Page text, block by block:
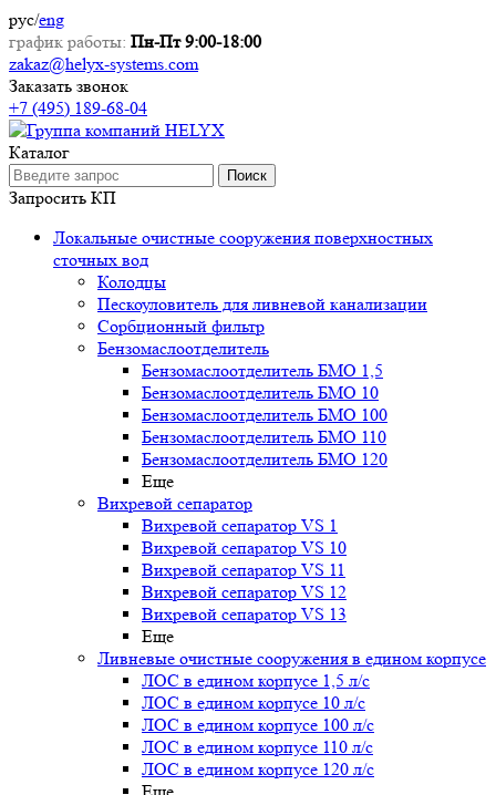
рус/eng
график работы: Пн-Пт 9:00-18:00
zakaz@helyx-systems.com
Заказать звонок
+7 (495) 189-68-04
Каталог
Поиск
Запросить КП
Локальные очистные сооружения поверхностных
сточных вод
Колодцы
Пескоуловитель для ливневой канализации
Сорбционный фильтр
Бензомаслоотделитель
Бензомаслоотделитель БМО 1,5
Бензомаслоотделитель БМО 10
Бензомаслоотделитель БМО 100
Бензомаслоотделитель БМО 110
Бензомаслоотделитель БМО 120
Еще
Вихревой сепаратор
Вихревой сепаратор VS 1
Вихревой сепаратор VS 10
Вихревой сепаратор VS 11
Вихревой сепаратор VS 12
Вихревой сепаратор VS 13
Еще
Ливневые очистные сооружения в едином корпусе
ЛОС в едином корпусе 1,5 л/с
ЛОС в едином корпусе 10 л/с
ЛОС в едином корпусе 100 л/с
ЛОС в едином корпусе 110 л/с
ЛОС в едином корпусе 120 л/с